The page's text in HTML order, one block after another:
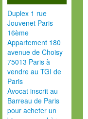
Duplex 1 rue
Jouvenet Paris
16ème
Appartement 180
avenue de Choisy
75013 Paris à
vendre au TGI de
Paris
Avocat inscrit au
Barreau de Paris
pour acheter un